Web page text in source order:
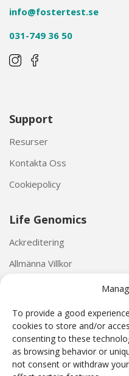
To provide a good
cookies to store and/or
consenting to these
as browsing behavior or
not consent or withdraw
info@fostertest.se
031-749 36 50
Support
Resurser
Kontakta Oss
Cookiepolicy
Life Genomics
Ackreditering
Allmänna Villkor
Harmony® NIPT test har utvecklats av Ariosa